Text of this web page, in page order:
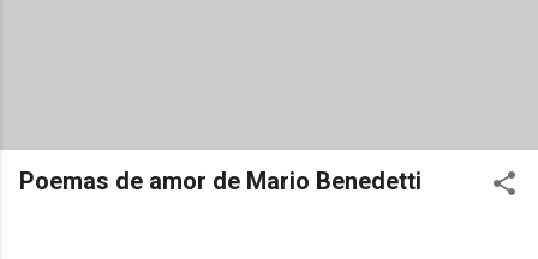
Poemas de amor de Mario Benedetti